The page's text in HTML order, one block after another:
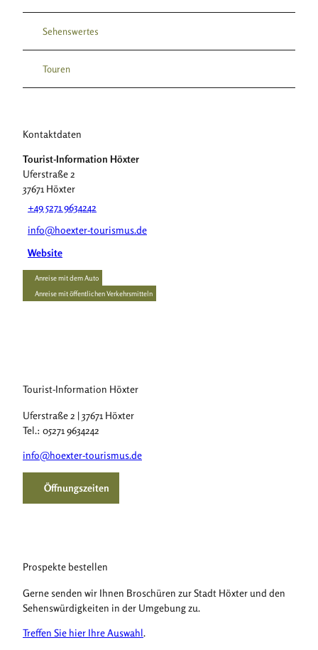
Sehenswertes
Touren
Kontaktdaten
Tourist-Information Höxter
Uferstraße 2
37671 Höxter
+49 5271 9634242
info@hoexter-tourismus.de
Website
Anreise mit dem Auto
Anreise mit öffentlichen Verkehrsmitteln
Tourist-Information Höxter
Uferstraße 2 | 37671 Höxter
Tel.: 05271 9634242
info@hoexter-tourismus.de
Öffnungszeiten
Prospekte bestellen
Gerne senden wir Ihnen Broschüren zur Stadt Höxter und den
Sehenswürdigkeiten in der Umgebung zu.
Treffen Sie hier Ihre Auswahl.